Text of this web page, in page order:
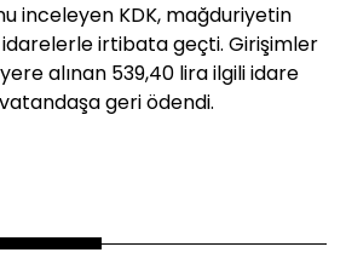
inceleyen KDK, mağduriyetin
idarelerle irtibata geçti. Girişimler
alınan 539,40 lira ilgili idare
geri ödendi.